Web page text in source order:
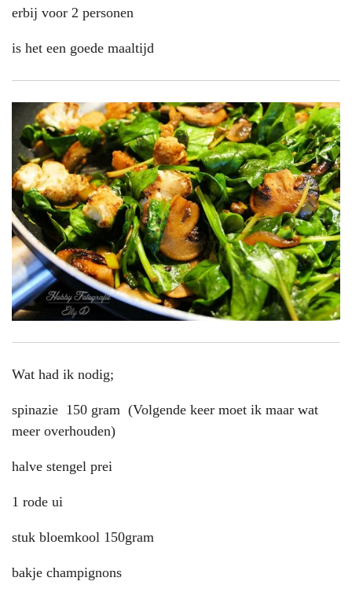
erbij voor 2 personen
is het een goede maaltijd
Wat had ik nodig;
spinazie 150 gram (Volgende keer moet ik maar wat
meer overhouden)
halve stengel prei
1 rode ui
stuk bloemkool 150gram
bakje champignons